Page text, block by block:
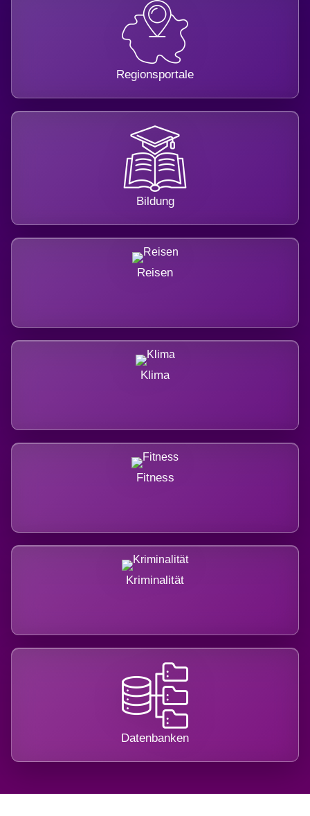
Regionsportale
Bildung
Reisen
Klima
Fitness
Kriminalität
Datenbanken